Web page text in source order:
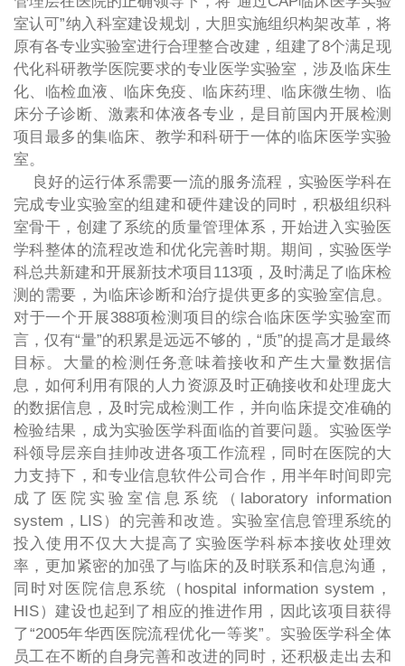
室认可”纳入科室建设规划，大胆实施组织构架改革，将
原有各专业实验室进行合理整合改建，组建了8个满足现
代化科研教学医院要求的专业医学实验室，涉及临床生
化、临检血液、临床免疫、临床药理、临床微生物、临
床分子诊断、激素和体液各专业，是目前国内开展检测
项目最多的集临床、教学和科研于一体的临床医学实验
室。
良好的运行体系需要一流的服务流程，实验医学科在
完成专业实验室的组建和硬件建设的同时，积极组织科
室骨干，创建了系统的质量管理体系，开始进入实验医
学科整体的流程改造和优化完善时期。期间，实验医学
科总共新建和开展新技术项目113项，及时满足了临床检
测的需要，为临床诊断和治疗提供更多的实验室信息。
对于一个开展388项检测项目的综合临床医学实验室而
言，仅有“量”的积累是远远不够的，“质”的提高才是最终
目标。大量的检测任务意味着接收和产生大量数据信
息，如何利用有限的人力资源及时正确接收和处理庞大
的数据信息，及时完成检测工作，并向临床提交准确的
检验结果，成为实验医学科面临的首要问题。实验医学
科领导层亲自挂帅改进各项工作流程，同时在医院的大
力支持下，和专业信息软件公司合作，用半年时间即完
成了医院实验室信息系统（laboratory information
system，LIS）的完善和改造。实验室信息管理系统的
投入使用不仅大大提高了实验医学科标本接收处理效
率，更加紧密的加强了与临床的及时联系和信息沟通，
同时对医院信息系统（hospital information system，
HIS）建设也起到了相应的推进作用，因此该项目获得
了“2005年华西医院流程优化一等奖”。实验医学科全体
员工在不断的自身完善和改进的同时，还积极走出去和